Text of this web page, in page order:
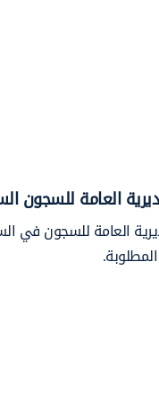
العامة للسجون
العامة للسجون في